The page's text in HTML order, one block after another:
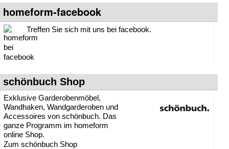
homeform-facebook
Treffen Sie sich mit uns bei facebook.
schönbuch Shop
Exklusive Garderobenmöbel,
Wandhaken, Wandgarderoben und
Accessoires von schönbuch. Das
ganze Programm im homeform
online Shop.
Zum schönbuch Shop